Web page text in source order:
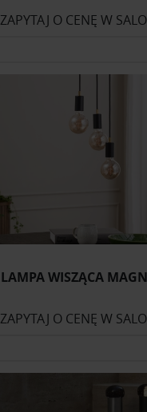
ZAPYTAJ O CENĘ W
LAMPA WISZĄCA
ZAPYTAJ O CENĘ W